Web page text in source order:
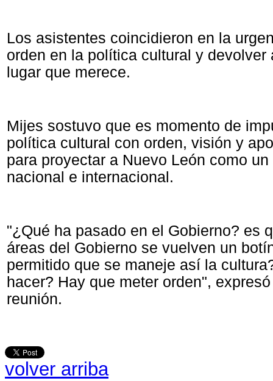
Los asistentes coincidieron en la
orden en la política cultural y devolver
lugar que merece.
Mijes sostuvo que es momento de
política cultural con orden, visión y
para proyectar a Nuevo León como un
nacional e internacional.
"¿Qué ha pasado en el Gobierno? es
áreas del Gobierno se vuelven un
permitido que se maneje así la
hacer? Hay que meter orden",
reunión.
volver arriba